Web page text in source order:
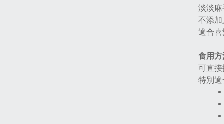
淡淡
不添
適合
食用
可直
特別